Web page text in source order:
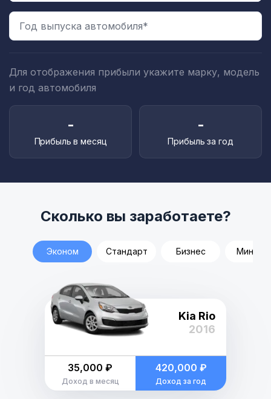
Год выпуска автомобиля*
Для отображения прибыли укажите марку, модель
и год автомобиля
-
Прибыль в месяц
-
Прибыль за год
Сколько вы заработаете?
Эконом Стандарт Бизнес
Kia Rio
2016
35,000 ₽
Доход в месяц
420,000 ₽
Доход за год